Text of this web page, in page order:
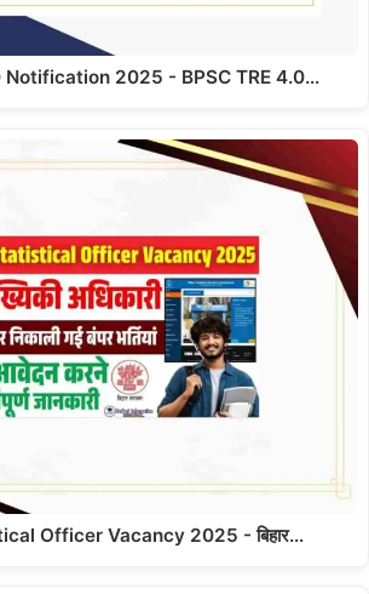
Notification 2025 - BPSC TRE 4.0…
Officer Vacancy 2025 - बिहार…